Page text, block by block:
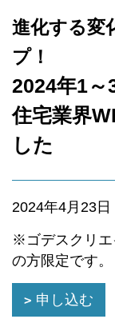
進化する変
プ！
2024年1～
住宅業界
した
2024年4月23
※ゴデスクリエ
の方限定です。
申し込む